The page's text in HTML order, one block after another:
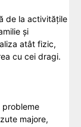
de la activitățile
și
atât fizic,
cu cei dragi.
majore,